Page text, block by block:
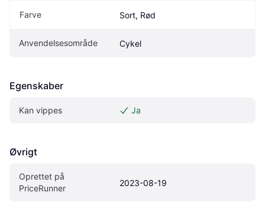
Farve Sort, Rød
Anvendelsesområde Cykel
Egenskaber
Kan vippes Ja
Øvrigt
Oprettet på
PriceRunner
2023-08-19